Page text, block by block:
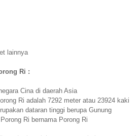
lainnya
Ri :
Cina di daerah Asia
Ri adalah 7292 meter atau 23924 kaki
dataran tinggi berupa Gunung
Ri bernama Porong Ri